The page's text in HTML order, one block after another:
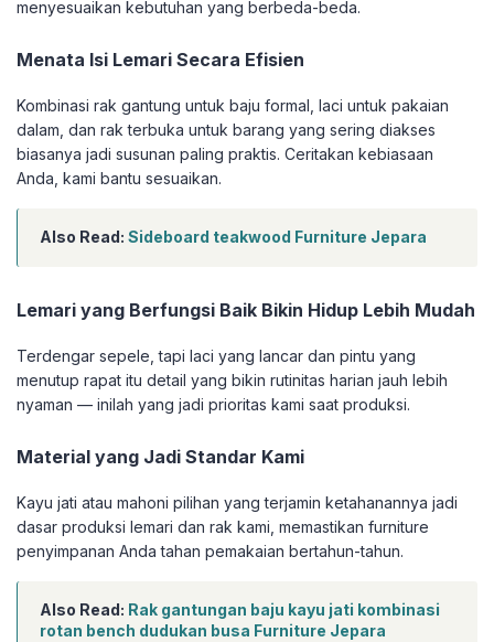
menyesuaikan kebutuhan yang berbeda-beda.
Menata Isi Lemari Secara Efisien
Kombinasi rak gantung untuk baju formal, laci untuk pakaian
dalam, dan rak terbuka untuk barang yang sering diakses
biasanya jadi susunan paling praktis. Ceritakan kebiasaan
Anda, kami bantu sesuaikan.
Also Read: Sideboard teakwood Furniture Jepara
Lemari yang Berfungsi Baik Bikin Hidup Lebih Mudah
Terdengar sepele, tapi laci yang lancar dan pintu yang
menutup rapat itu detail yang bikin rutinitas harian jauh lebih
nyaman — inilah yang jadi prioritas kami saat produksi.
Material yang Jadi Standar Kami
Kayu jati atau mahoni pilihan yang terjamin ketahanannya jadi
dasar produksi lemari dan rak kami, memastikan furniture
penyimpanan Anda tahan pemakaian bertahun-tahun.
Also Read: Rak gantungan baju kayu jati kombinasi
rotan bench dudukan busa Furniture Jepara